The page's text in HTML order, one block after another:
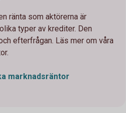
ränta som aktörerna är
typer av krediter. Den
efterfrågan. Läs mer om våra
marknadsräntor